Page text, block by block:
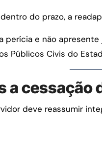
do prazo, a
perícia e não
Públicos Civis do
a cessação
deve reassumir